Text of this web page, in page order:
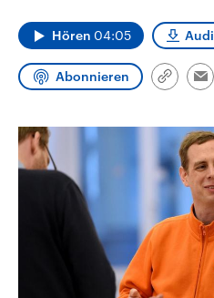
Hören 04:05
Abonnieren
Link